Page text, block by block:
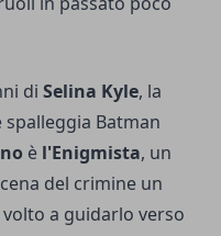
di Selina Kyle, la
Batman
è l'Enigmista, un
del crimine un
a guidarlo verso